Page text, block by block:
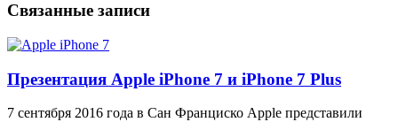
Связанные записи
Презентация Apple iPhone 7 и iPhone 7 Plus
7 сентября 2016 года в Сан Франциско Apple представили